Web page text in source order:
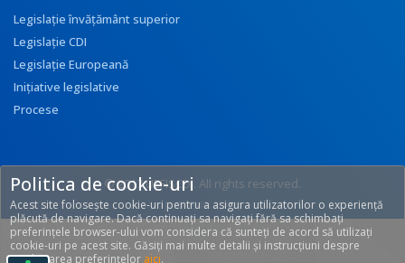
Legislație învățământ superior
Legislație CDI
Legislație Europeană
Inițiative legislative
Procese
© 2017 UEFISCDI. All rights reserved.
[T: 0.2948, O: 92]
Politica de cookie-uri
Acest site folosește cookie-uri pentru a asigura utilizatorilor o experiență
plăcută de navigare. Dacă continuați sa navigați fără sa schimbați
preferințele browser-ului vom considera că sunteți de acord să utilizați
cookie-uri pe acest site. Găsiți mai multe detalii și instrucțiuni despre
modificarea preferințelor aici.